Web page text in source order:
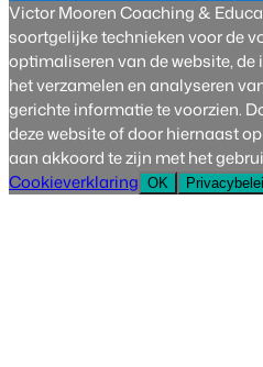
Victor Mooren Coaching &
soortgelijke technieken voor de
optimaliseren van de website,
het verzamelen en analyseren
gerichte informatie te voorzien.
deze website of door hiernaast
aan akkoord te zijn met het
Cookieverklaring OK